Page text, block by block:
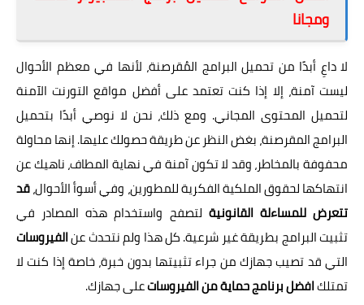
ومجانا
لا داعِ أبدًا من تحميل البرامج المُقرصنة، لأنها في معظم الأحوال
ليست آمنة، إلا إذا كنت تعتمد علىأفضل مواقع التورنت الآمنة
لتحميل المحتوى المجاني. ومع ذلك، نحن لا نوصي أبدًا بتحميل
البرامج المقرصنة، بغض النظر عن طريقة حصولك عليها. إنها محاولة
محفوفة بالمخاطر، وقد لا تكون آمنة في نهاية المطاف، ناهيك عن
انتهاكها لحقوق الملكية الفكرية للمطورين، وفي أسوأ الأحوال،قد
تتعرض للمساءلة القانونية لتصفح واستخدام هذه المصادر في
تثبيت البرامج بطريقة غير شرعية. كل هذا ولم نتحدث عنالفيروسات
التي قد تصيب جهازك من جراء تثبيتها بدون خبرة، خاصة إذا كنت لا
تمتلكافضل برنامج حماية من الفيروساتعلى جهازك.